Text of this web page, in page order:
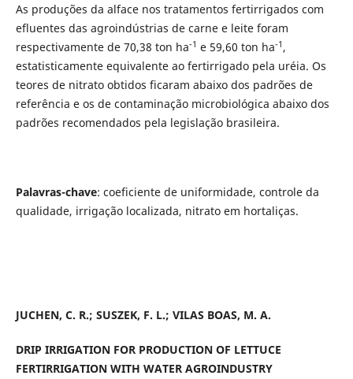
As produções da alface nos tratamentos fertirrigados com
efluentes das agroindústrias de carne e leite foram
respectivamente de 70,38 ton ha-1 e 59,60 ton ha-1 ,
estatisticamente equivalente ao fertirrigado pela uréia. Os
teores de nitrato obtidos ficaram abaixo dos padrões de
referência e os de contaminação microbiológica abaixo dos
padrões recomendados pela legislação brasileira.
Palavras-chave: coeficiente de uniformidade, controle da
qualidade, irrigação localizada, nitrato em hortaliças.
JUCHEN, C. R.; SUSZEK, F. L.; VILAS BOAS, M. A.
DRIP IRRIGATION FOR PRODUCTION OF LETTUCE
FERTIRRIGATION WITH WATER AGROINDUSTRY